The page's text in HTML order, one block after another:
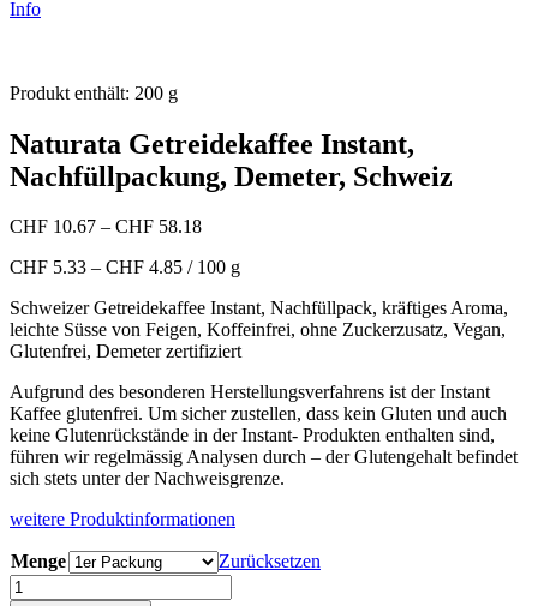
Info
Produkt enthält: 200 g
Naturata Getreidekaffee Instant,
Nachfüllpackung, Demeter, Schweiz
CHF 10.67 – CHF 58.18
CHF 5.33 – CHF 4.85 / 100 g
Schweizer Getreidekaffee Instant, Nachfüllpack, kräftiges Aroma,
leichte Süsse von Feigen, Koffeinfrei, ohne Zuckerzusatz, Vegan,
Glutenfrei, Demeter zertifiziert
Aufgrund des besonderen Herstellungsverfahrens ist der Instant
Kaffee glutenfrei. Um sicher zustellen, dass kein Gluten und auch
keine Glutenrückstände in der Instant- Produkten enthalten sind,
führen wir regelmässig Analysen durch – der Glutengehalt befindet
sich stets unter der Nachweisgrenze.
weitere Produktinformationen
Menge
Zurücksetzen
Naturata